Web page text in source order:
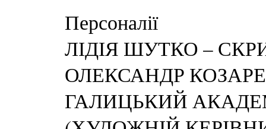
Персоналії
ЛІДІЯ ШУТКО –
ОЛЕКСАНДР
ГАЛИЦЬКИЙ